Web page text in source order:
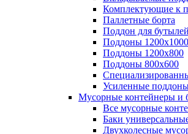
Комплектующие к
Паллетные борта
Поддон для
Поддоны 1200х1000
Поддоны 1200х800
Поддоны 800х600
Усиленные
Мусорные контейнеры и
Все мусорные
Баки
Двухколесные